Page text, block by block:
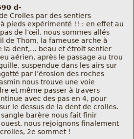
d-
Crolles par des sentiers
pieds expérimenté !! : en effet au
de l’œil, nous sommes allés
de Thom, la fameuse arche à
la dent,… beau et étroit sentier
aérien, après le passage au trou
suspendue dans les airs sur
par l’érosion des roches
nous trouve une voie
et même passer à travers
avec des pas en 4, pour
le dessus de la dent de crolles.
barère nous fait finir
nous rejoignons finalement
2e sommet !